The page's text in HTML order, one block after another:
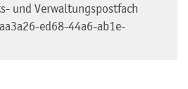
und Verwaltungspostfach
ed68-44a6-ab1e-